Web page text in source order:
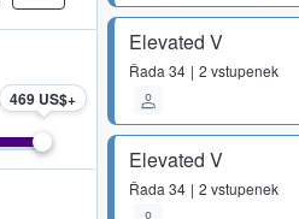
Elevated V
Řada 34 2 vstupenek
Elevated V
Řada 34 2 vstupenek
469 US$